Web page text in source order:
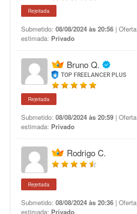
Rejeitada
Submetido: 08/08/2024 às 20:56 |
estimada: Privado
Bruno Q.
TOP FREELANCER PLUS
Rejeitada
Submetido: 08/08/2024 às 20:59 |
estimada: Privado
Rodrigo C.
Rejeitada
Submetido: 08/08/2024 às 20:36 |
estimada: Privado